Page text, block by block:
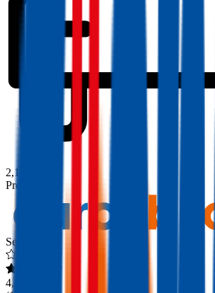
2,1
Produktnote
Sehr Gut
4,4